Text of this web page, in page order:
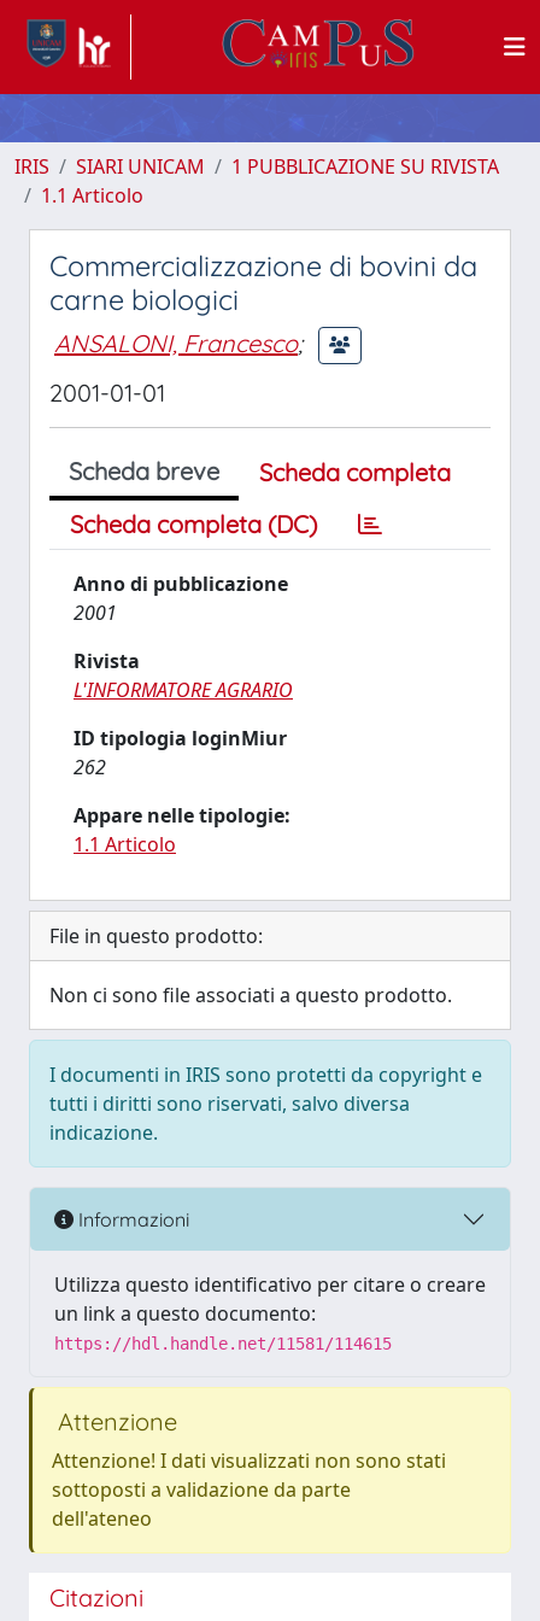
IRIS SIARI UNICAM
1 PUBBLICAZIONE SU RIVISTA
1.1 Articolo
Commercializzazione di bovini da
carne biologici
ANSALONI, Francesco;
2001-01-01
Scheda breve
Scheda completa
Scheda completa (DC)
Anno di pubblicazione
2001
Rivista
L'INFORMATORE AGRARIO
ID tipologia loginMiur
262
Appare nelle tipologie:
1.1 Articolo
File in questo prodotto:
Non ci sono file associati a questo prodotto.
I documenti in IRIS sono protetti da copyright e
tutti i diritti sono riservati, salvo diversa
indicazione.
Informazioni
Utilizza questo identificativo per citare o creare
un link a questo documento:
https://hdl.handle.net/11581/114615
Attenzione
Attenzione! I dati visualizzati non sono stati
sottoposti a validazione da parte
dell'ateneo
Citazioni